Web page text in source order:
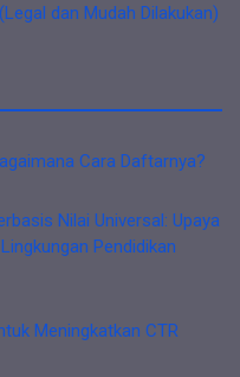
dan Mudah Dilakukan)
Cara Daftarnya?
Nilai Universal: Upaya
Pendidikan
Meningkatkan CTR